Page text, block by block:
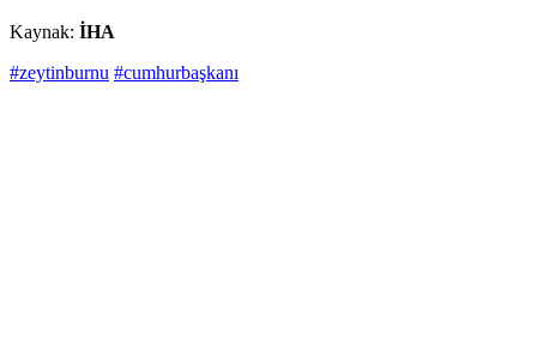
Kaynak: İHA
#zeytinburnu #cumhurbaşkanı